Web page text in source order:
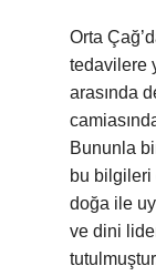
Orta
tedavilere
arasında
Bununla
bu bilgileri
doğa ile
ve dini